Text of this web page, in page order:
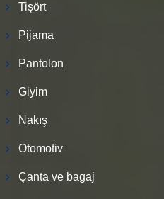
Tişört
Pijama
Pantolon
Giyim
Nakış
Otomotiv
Çanta ve bagaj